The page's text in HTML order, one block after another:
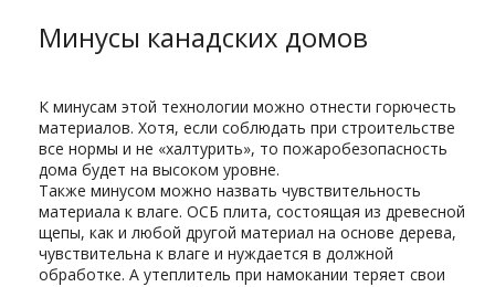
Минусы канадских домов
К минусам этой технологии можно отнести горючесть
материалов. Хотя, если соблюдать при строительстве
все нормы и не «халтурить», то пожаробезопасность
дома будет на высоком уровне.
Также минусом можно назвать чувствительность
материала к влаге. ОСБ плита, состоящая из древесной
щепы, как и любой другой материал на основе дерева,
чувствительна к влаге и нуждается в должной
обработке. А утеплитель при намокании теряет свои